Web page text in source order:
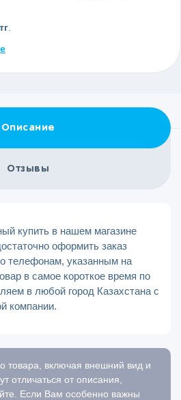
Описание
Отзывы
купить в нашем магазине
оформить заказ
телефонам, указанным на
в самое короткое время по
в любой город Казахстана с
компании.
товара, включая внешний вид и
отличаться от описания,
Если Вам особенно важны